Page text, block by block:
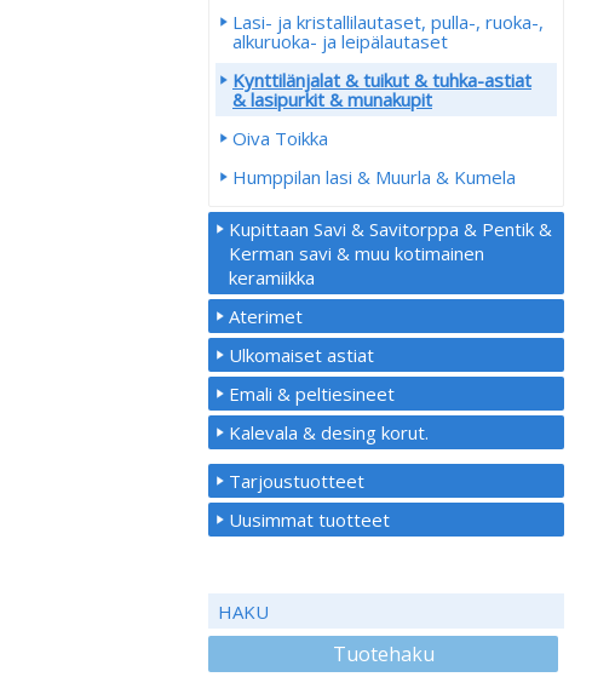
Lasi- ja kristallilautaset, pulla-, ruoka-,
alkuruoka- ja leipälautaset
Kynttilänjalat & tuikut & tuhka-astiat
& lasipurkit & munakupit
Oiva Toikka
Humppilan lasi & Muurla & Kumela
Kupittaan Savi & Savitorppa & Pentik &
Kerman savi & muu kotimainen
keramiikka
Aterimet
Ulkomaiset astiat
Emali & peltiesineet
Kalevala & desing korut.
Tarjoustuotteet
Uusimmat tuotteet
HAKU
Tuotehaku